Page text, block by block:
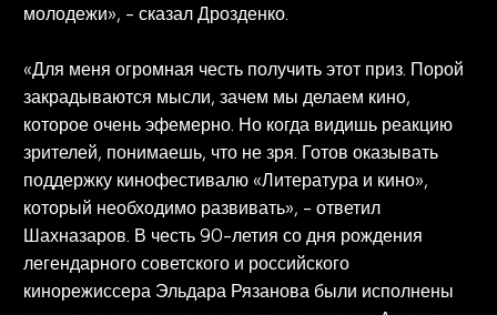
молодежи», - сказал Дрозденко.
«Для меня огромная честь получить этот приз. Порой
закрадываются мысли, зачем мы делаем кино,
которое очень эфемерно. Но когда видишь реакцию
зрителей, понимаешь, что не зря. Готов оказывать
поддержку кинофестивалю «Литература и кино»,
который необходимо развивать», - ответил
Шахназаров. В честь 90-летия со дня рождения
легендарного советского и российского
кинорежиссера Эльдара Рязанова были исполнены